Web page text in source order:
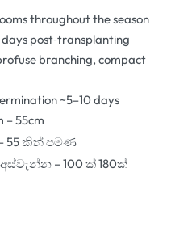
throughout the season
post‐transplanting
branching, compact
~5–10 days
– 55cm
55 කින් පමණ
– 100 ක් 180ක්